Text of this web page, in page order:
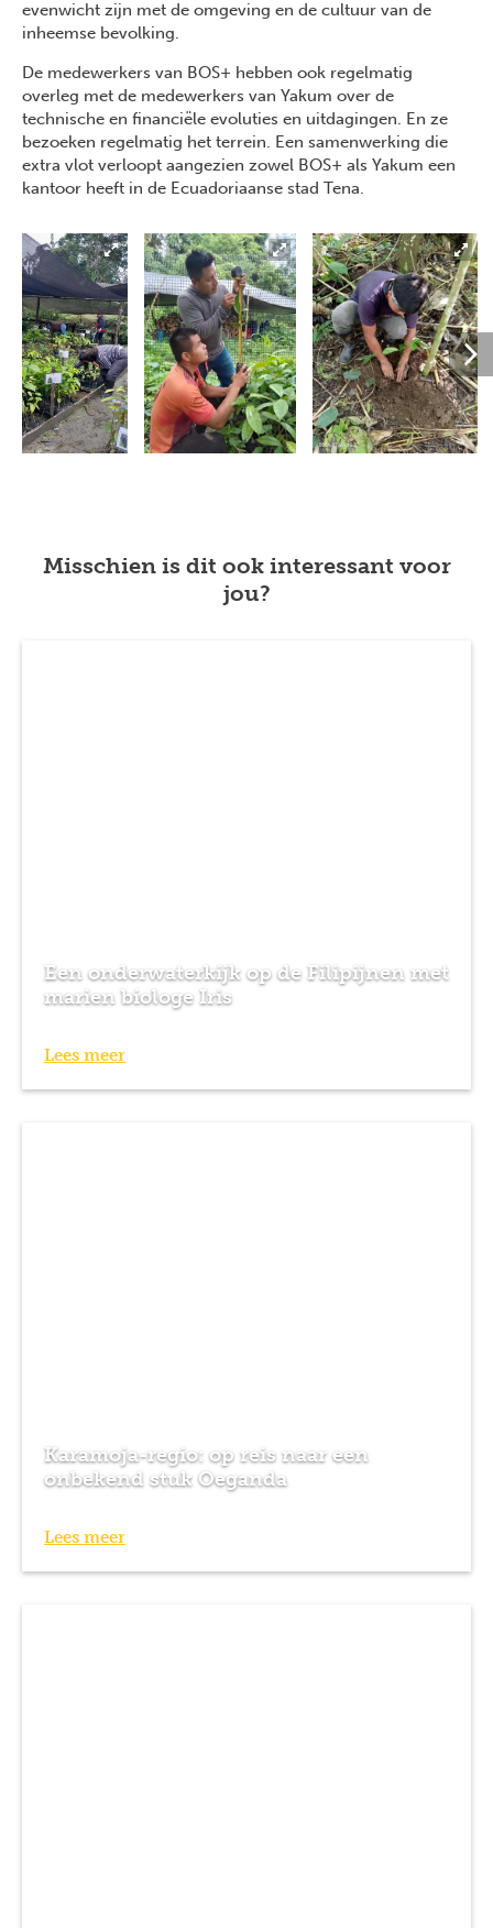
evenwicht zijn met de omgeving en de cultuur van de
inheemse bevolking.
De medewerkers van BOS+ hebben ook regelmatig
overleg met de medewerkers van Yakum over de
technische en financiële evoluties en uitdagingen. En ze
bezoeken regelmatig het terrein. Een samenwerking die
extra vlot verloopt aangezien zowel BOS+ als Yakum een
kantoor heeft in de Ecuadoriaanse stad Tena.
Misschien is dit ook interessant voor
jou?
Een onderwaterkijk op de Filipijnen met
marien biologe Iris
Lees meer
Karamoja-regio: op reis naar een
onbekend stuk Oeganda
Lees meer